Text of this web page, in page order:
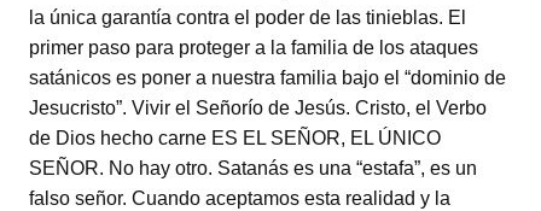
la única garantía contra el poder de las tinieblas. El
primer paso para proteger a la familia de los ataques
satánicos es poner a nuestra familia bajo el “dominio de
Jesucristo”. Vivir el Señorío de Jesús. Cristo, el Verbo
de Dios hecho carne ES EL SEÑOR, EL ÚNICO
SEÑOR. No hay otro. Satanás es una “estafa”, es un
falso señor. Cuando aceptamos esta realidad y la